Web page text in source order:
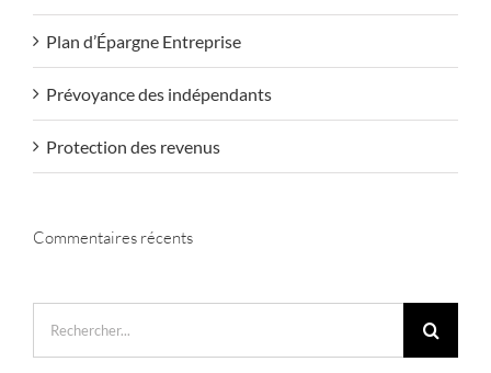
Plan d’Épargne Entreprise
Prévoyance des indépendants
Protection des revenus
Commentaires récents